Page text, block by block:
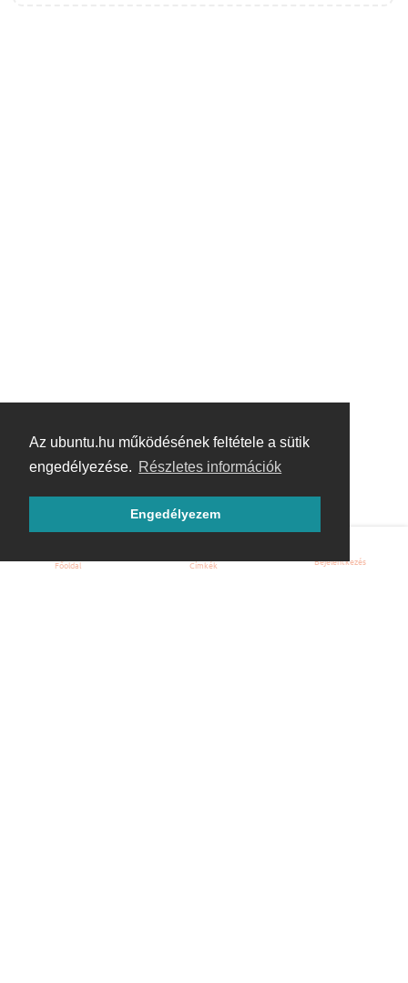
Az ubuntu.hu működésének feltétele a sütik
engedélyezése. Részletes információk
Engedélyezem
Főoldal Címkék Bejelentkezés